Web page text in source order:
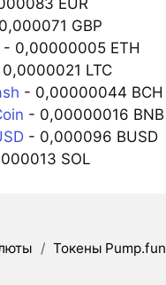
EUR
GBP
- 0,00000005 ETH
LTC
- 0,00000044 BCH
- 0,00000016 BNB
- 0,000096 BUSD
SOL
/ Токены Pump.fun